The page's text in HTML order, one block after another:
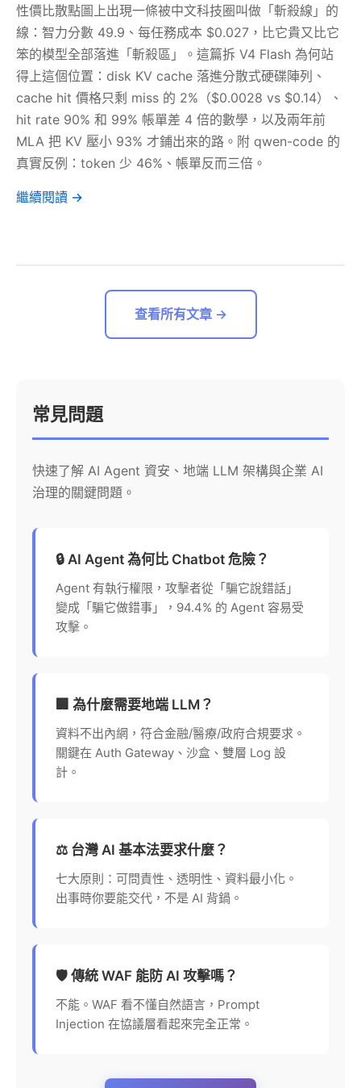
性價比散點圖上出現一條被中文科技圈叫做「斬殺線」的
線：智力分數 49.9、每任務成本 $0.027，比它貴又比它
笨的模型全部落進「斬殺區」。這篇拆 V4 Flash 為何站
得上這個位置：disk KV cache 落進分散式硬碟陣列、
cache hit 價格只剩 miss 的 2%（$0.0028 vs $0.14）、
hit rate 90% 和 99% 帳單差 4 倍的數學，以及兩年前
MLA 把 KV 壓小 93% 才鋪出來的路。附 qwen-code 的
真實反例：token 少 46%、帳單反而三倍。
繼續閱讀 →
查看所有文章 →
常見問題
快速了解 AI Agent 資安、地端 LLM 架構與企業 AI
治理的關鍵問題。
🔒 AI Agent 為何比 Chatbot 危險？
Agent 有執行權限，攻擊者從「騙它說錯話」
變成「騙它做錯事」，94.4% 的 Agent 容易受
攻擊。
🏢 為什麼需要地端 LLM？
資料不出內網，符合金融/醫療/政府合規要求。
關鍵在 Auth Gateway、沙盒、雙層 Log 設
計。
⚖️ 台灣 AI 基本法要求什麼？
七大原則：可問責性、透明性、資料最小化。
出事時你要能交代，不是 AI 背鍋。
🛡️ 傳統 WAF 能防 AI 攻擊嗎？
不能。WAF 看不懂自然語言，Prompt
Injection 在協議層看起來完全正常。